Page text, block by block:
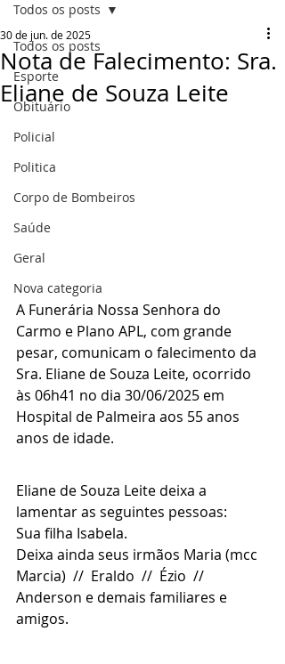
Todos os posts
Esporte
Obituário
Policial
Politica
Corpo de Bombeiros
Saúde
Geral
Nova categoria
Todos os posts
Nota de Falecimento: Sra.
Eliane de Souza Leite
30 de jun. de 2025
A Funerária Nossa Senhora do
Carmo e Plano APL, com grande
pesar, comunicam o falecimento da
Sra. Eliane de Souza Leite, ocorrido
às 06h41 no dia 30/06/2025 em
Hospital de Palmeira aos 55 anos
anos de idade.
Eliane de Souza Leite deixa a
lamentar as seguintes pessoas:
Sua filha Isabela.
Deixa ainda seus irmãos Maria (mcc
Marcia)  //  Eraldo  //  Ézio  //
Anderson e demais familiares e
amigos.